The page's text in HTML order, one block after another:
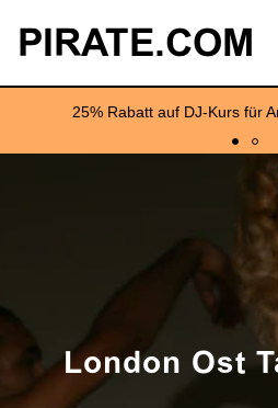
PIRATE.COM
25% Rabatt auf DJ-Kurs für
London Ost